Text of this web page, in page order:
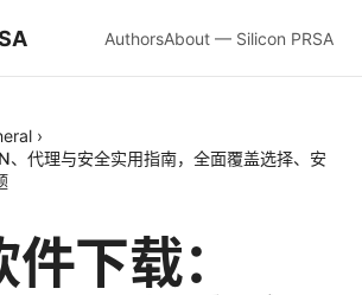
AuthorsAbout — Silicon PRSA
›
、代理与安全实用指南，全面覆盖选择、安
下载：